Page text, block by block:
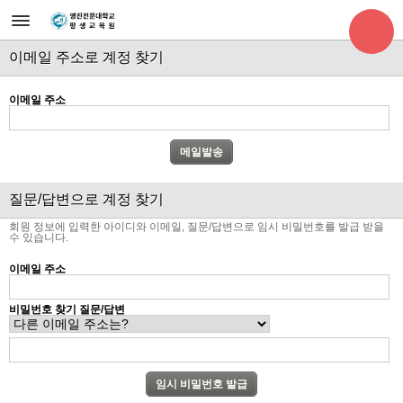
이메일 주소로 계정 찾기
이메일 주소
질문/답변으로 계정 찾기
회원 정보에 입력한 아이디와 이메일, 질문/답변으로 임시 비밀번호를 발급 받을
수 있습니다.
이메일 주소
비밀번호 찾기 질문/답변